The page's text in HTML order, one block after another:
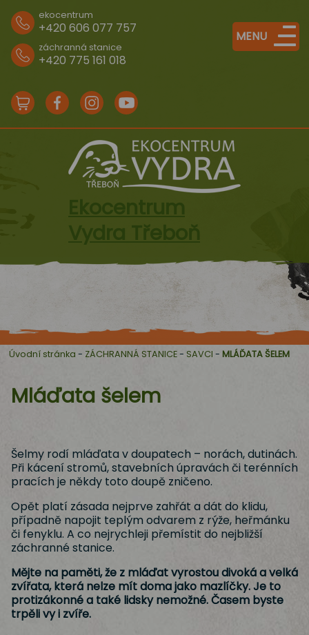
ekocentrum
+420 606 077 757
záchranná stanice
+420 775 161 018
e-
shop
FacebookInstagram
MENU
Ekocentrum
Vydra Třeboň
Úvodní stránka - ZÁCHRANNÁ STANICE- SAVCI - MLÁĎATA ŠELEM
Mláďata šelem
Šelmy rodí mláďata v doupatech – norách, dutinách.
Při kácení stromů, stavebních úpravách či terénních
pracích je někdy toto doupě zničeno.
Opět platí zásada nejprve zahřát a dát do klidu,
případně napojit teplým odvarem z rýže, heřmánku
či fenyklu. A co nejrychleji přemístit do nejbližší
záchranné stanice.
Mějte na paměti, že z mláďat vyrostou divoká a velká
zvířata, která nelze mít doma jako mazlíčky. Je to
protizákonné a také lidsky nemožné. Časem byste
trpěli vy i zvíře.